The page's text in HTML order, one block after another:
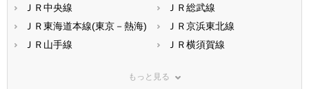
ＪＲ中央線
ＪＲ総武線
ＪＲ東海道本線(東京－熱海)
ＪＲ京浜東北線
ＪＲ山手線
ＪＲ横須賀線
ＪＲ青梅線
もっと見る